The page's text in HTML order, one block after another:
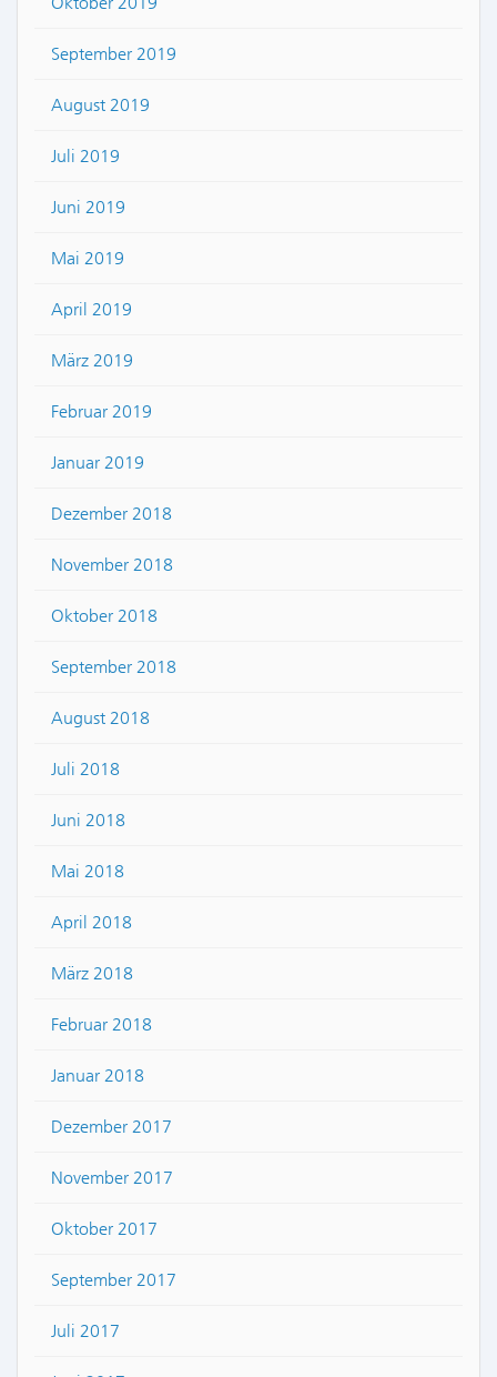
September 2019
August 2019
Juli 2019
Juni 2019
Mai 2019
April 2019
März 2019
Februar 2019
Januar 2019
Dezember 2018
November 2018
Oktober 2018
September 2018
August 2018
Juli 2018
Juni 2018
Mai 2018
April 2018
März 2018
Februar 2018
Januar 2018
Dezember 2017
November 2017
Oktober 2017
September 2017
Juli 2017